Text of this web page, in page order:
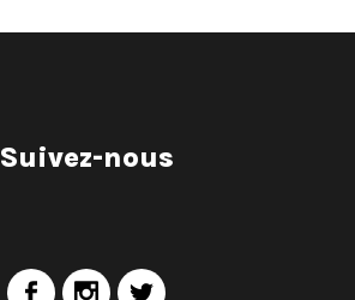
Suivez-nous